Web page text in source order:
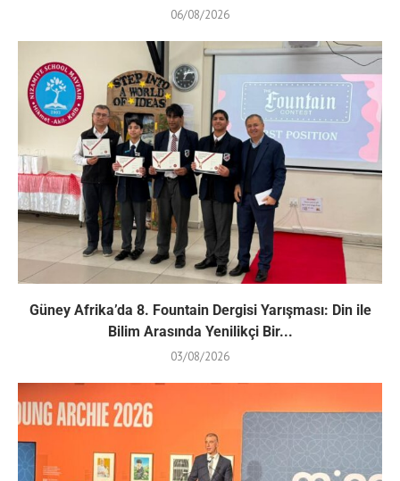
06/08/2026
Güney Afrika’da 8. Fountain Dergisi Yarışması: Din ile
Bilim Arasında Yenilikçi Bir...
03/08/2026